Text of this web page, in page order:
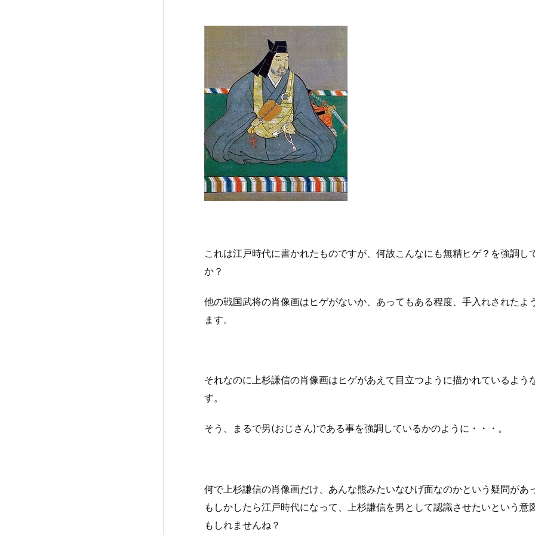
これは江戸時代に書かれたものですが、何故こんなにも無精ヒゲ？を強調し
か？
他の戦国武将の肖像画はヒゲがないか、あってもある程度、手入れされたよ
ます。
それなのに上杉謙信の肖像画はヒゲがあえて目立つように描かれているよう
す。
そう、まるで男(おじさん)である事を強調しているかのように・・・。
何で上杉謙信の肖像画だけ、あんな熊みたいなひげ面なのかという疑問があ
もしかしたら江戸時代になって、上杉謙信を男として認識させたいという意
もしれませんね？